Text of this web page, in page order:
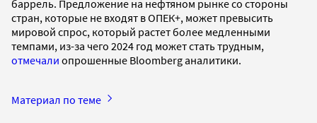
баррель. Предложение на нефтяном рынке со стороны
стран, которые не входят в ОПЕК+, может превысить
мировой спрос, который растет более медленными
темпами, из-за чего 2024 год может стать трудным,
отмечали опрошенные Bloomberg аналитики.
Материал по теме